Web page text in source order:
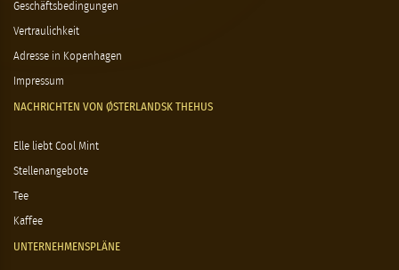
Geschäftsbedingungen
Vertraulichkeit
Adresse in Kopenhagen
Impressum
NACHRICHTEN VON ØSTERLANDSK THEHUS
Elle liebt Cool Mint
Stellenangebote
Tee
Kaffee
UNTERNEHMENSPLÄNE